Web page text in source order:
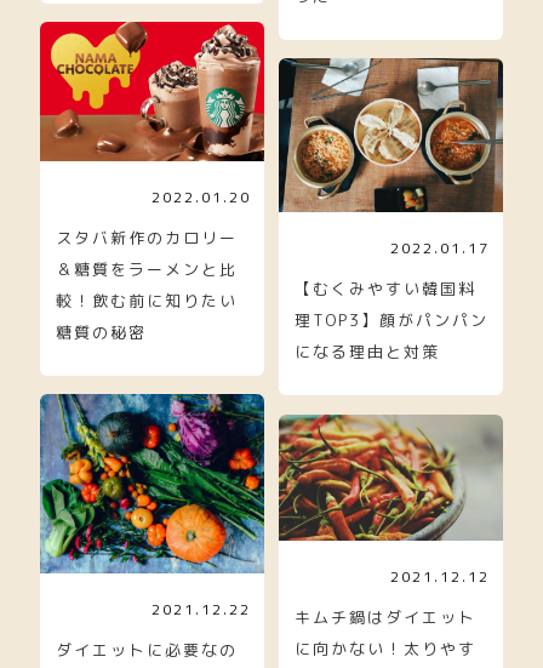
2022.01.20
スタバ新作のカロリー
＆糖質をラーメンと比
較！飲む前に知りたい
糖質の秘密
2022.01.17
【むくみやすい韓国料
理TOP3】顔がパンパン
になる理由と対策
2021.12.22
ダイエットに必要なの
2021.12.12
キムチ鍋はダイエット
に向かない！太りやす